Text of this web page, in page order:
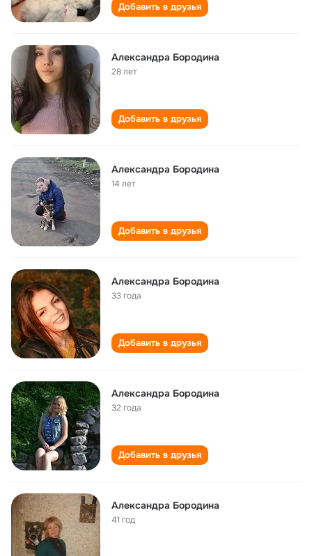
Добавить в друзья
Александра Бородина
28 лет
Добавить в друзья
Александра Бородина
14 лет
Добавить в друзья
Александра Бородина
33 года
Добавить в друзья
Александра Бородина
32 года
Добавить в друзья
Александра Бородина
41 год